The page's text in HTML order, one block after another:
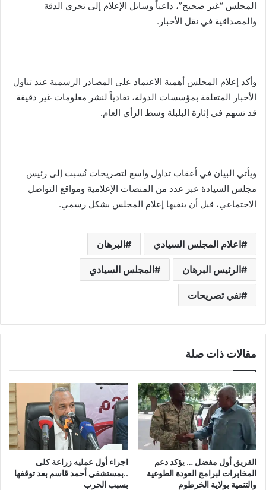
المجلس “غير صحيح”، داعياً وسائل الإعلام إلى تحري الدقة
والمصداقية في نقل الأخبار.
وأكد إعلام المجلس أهمية الاعتماد على المصادر الرسمية عند تناول
الأخبار المتعلقة بمؤسسات الدولة، تفادياً لنشر معلومات غير دقيقة
قد تسهم في إثارة البلبلة وسط الرأي العام.
ويأتي البيان في أعقاب تداول واسع لتصريحات نُسبت إلى رئيس
مجلس السيادة عبر عدد من المنصات الإعلامية ومواقع التواصل
الاجتماعي، قبل أن ينفيها إعلام المجلس بشكل رسمي.
اعلام المجلس السيادي البرهان
الرئيس البرهان المجلس السيادي
نفي تصريحات
مقالات ذات صلة
الفريق أول مفضل … يؤكد دعم
المخابرات لبرامج العودة الطوعية
والتنمية بولاية الخرطوم
اجراء أول عمليه زراعة كلى
..بمستشفى أحمد قاسم بعد توقفها
بسبب الحرب